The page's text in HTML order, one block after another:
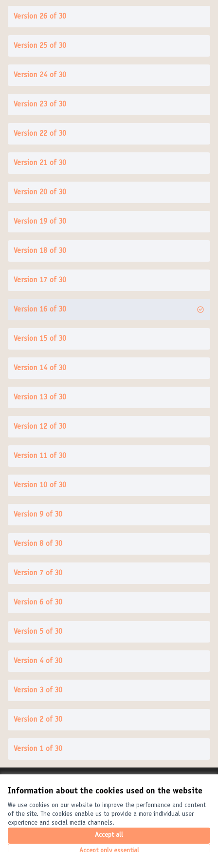
Information about the cookies used on the website
We use cookies on our website to improve the performance and content
of the site. The cookies enable us to provide a more individual user
experience and social media channels.
Accept all
Version 26 of 30
Version 25 of 30
Version 24 of 30
Version 23 of 30
Version 22 of 30
Version 21 of 30
Version 20 of 30
Version 19 of 30
Version 18 of 30
Version 17 of 30
Version 16 of 30
Version 15 of 30
Version 14 of 30
Version 13 of 30
Version 12 of 30
Version 11 of 30
Version 10 of 30
Version 9 of 30
Version 8 of 30
Version 7 of 30
Version 6 of 30
Version 5 of 30
Version 4 of 30
Version 3 of 30
Version 2 of 30
Version 1 of 30
Cookie settings
United Cities and Local Governments at X
(External link)
United Cities and Local Governments at Facebook
(External link)
United Cities and Local Governments at YouTube
(External link)
English
Elegir el idiomaChoose languageChoisir la langue